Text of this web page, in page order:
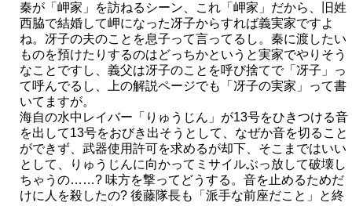
秦が「岬家」を訪ねるシーン、これ「岬家」だから、旧姓
西脇で結婚して岬になった冴子からすれば義実家ですよ
ね。冴子の夫のことを息子って言ってるし。秦に渡したい
ものを預けたりするのはどっちかというと実家でやりそう
なことですし、義父は冴子のことを呼び捨てで「冴子」っ
て呼んでるし、上の解説ページでも「冴子の実家」って書
いてますが。
海自の水中レイバー「りゅうじん」が13号をひきつける音
を出して13号をおびき出そうとして、なぜか音を切ること
ができず、武器使用許可を求めるが却下、そこまではいい
として、りゅうじんに向かってミサイルぶっ放して破壊し
ちゃうの……? 味方を撃ってどうする。音を止めるためだ
けに人を殺したの? 後藤隊長も「派手な前座だこと」と終